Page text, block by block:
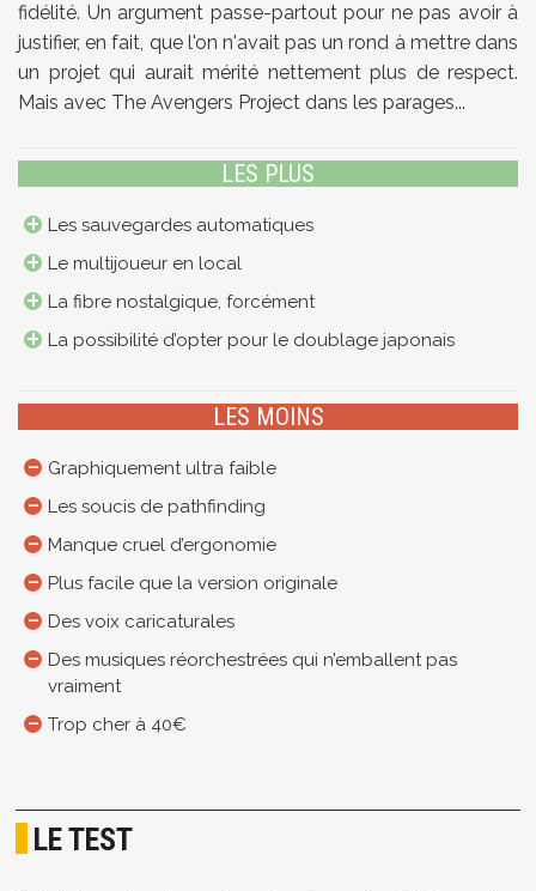
fidélité. Un argument passe-partout pour ne pas avoir à
justifier, en fait, que l'on n'avait pas un rond à mettre dans
un projet qui aurait mérité nettement plus de respect.
Mais avec The Avengers Project dans les parages...
LES PLUS
Les sauvegardes automatiques
Le multijoueur en local
La fibre nostalgique, forcément
La possibilité d’opter pour le doublage japonais
LES MOINS
Graphiquement ultra faible
Les soucis de pathfinding
Manque cruel d’ergonomie
Plus facile que la version originale
Des voix caricaturales
Des musiques réorchestrées qui n’emballent pas
vraiment
Trop cher à 40€
LE TEST